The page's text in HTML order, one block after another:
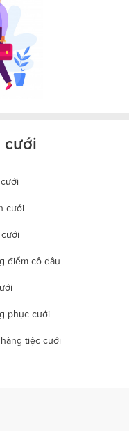
cưới
cưới
điểm cô dâu
phục cưới
tiệc cưới